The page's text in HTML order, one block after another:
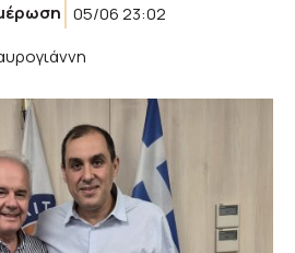
05/06 23:02